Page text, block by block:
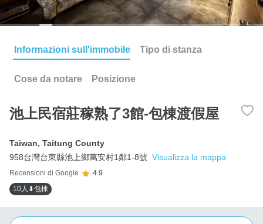
Informazioni sull'immobile Tipo di stanza
Cose da notare Posizione
池上民宿莊稼熟了3館-包棟渡假屋
Taiwan, Taitung County
958台灣台東縣池上鄉萬安村1鄰1-8號 Visualizza la mappa
Recensioni di Google
4.9
10人⬇包棟